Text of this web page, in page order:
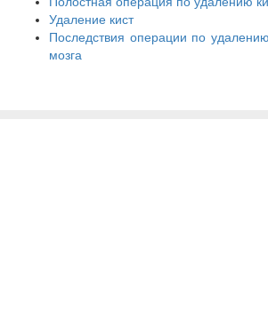
Удаление кист
Последствия операции по
мозга